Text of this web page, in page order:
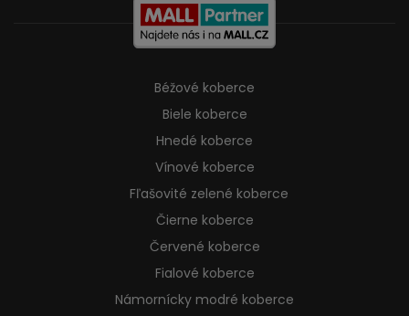
Béžové koberce
Biele koberce
Hnedé koberce
Vínové koberce
Fľašovité zelené koberce
Čierne koberce
Červené koberce
Fialové koberce
Námornícky modré koberce